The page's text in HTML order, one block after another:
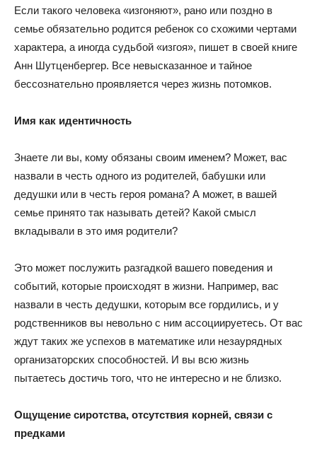
Если такого человека «изгоняют», рано или поздно в
семье обязательно родится ребенок со схожими чертами
характера, а иногда судьбой «изгоя», пишет в своей книге
Анн Шутценбергер. Все невысказанное и тайное
бессознательно проявляется через жизнь потомков.
Имя как идентичность
Знаете ли вы, кому обязаны своим именем? Может, вас
назвали в честь одного из родителей, бабушки или
дедушки или в честь героя романа? А может, в вашей
семье принято так называть детей? Какой смысл
вкладывали в это имя родители?
Это может послужить разгадкой вашего поведения и
событий, которые происходят в жизни. Например, вас
назвали в честь дедушки, которым все гордились, и у
родственников вы невольно с ним ассоциируетесь. От вас
ждут таких же успехов в математике или незаурядных
организаторских способностей. И вы всю жизнь
пытаетесь достичь того, что не интересно и не близко.
Ощущение сиротства, отсутствия корней, связи с
предками